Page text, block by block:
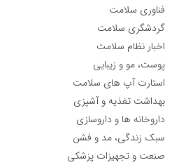
فناوری سلامت
گردشگری سلامت
اخبار نظام سلامت
پوست، مو و زیبایی
استارت آپ های سلامت
بهداشت تغذیه و آشپزی
داروخانه ها و داروسازی
سبک زندگی، مد و فشن
صنعت و تجهیزات پزشکی